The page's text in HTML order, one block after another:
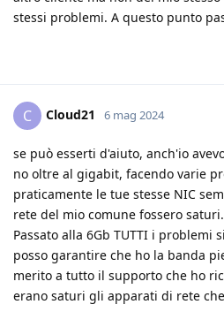
stessi problemi. A questo punto
C Cloud21 6 mag 2024
se può esserti d'aiuto, anch'io
no oltre al gigabit, facendo varie
praticamente le tue stesse NIC
rete del mio comune fossero saturi.
Passato alla 6Gb TUTTI i problemi
posso garantire che ho la banda
merito a tutto il supporto che ho
erano saturi gli apparati di rete